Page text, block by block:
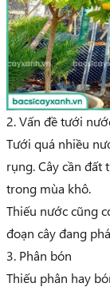
2. Vấn đề tưới
Tưới quá nhiều
rụng. Cây cần đất
trong mùa khô.
Thiếu nước cũng
đoạn cây đang
3. Phân bón
Thiếu phân hay